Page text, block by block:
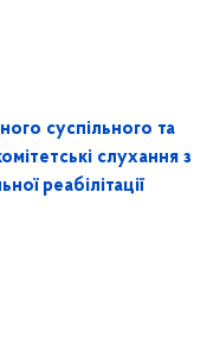
суспільного та
слухання з
реабілітації